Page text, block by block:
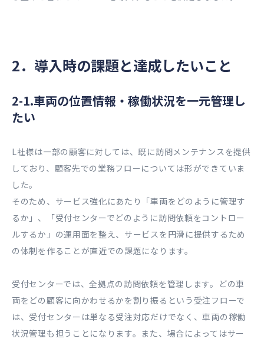
2．導入時の課題と達成したいこと
2-1.車両の位置情報・稼働状況を一元管理し
たい
L社様は一部の顧客に対しては、既に訪問メンテナンスを提供
しており、顧客先での業務フローについては形ができていま
した。
そのため、サービス強化にあたり「車両をどのように管理す
るか」、「受付センターでどのように訪問依頼をコントロー
ルするか」の運用面を整え、サービスを円滑に提供するため
の体制を作ることが直近での課題になります。
受付センターでは、全拠点の訪問依頼を管理します。どの車
両をどの顧客に向かわせるかを割り振るという受注フローで
は、受付センターは単なる受注対応だけでなく、車両の稼働
状況管理も担うことになります。また、場合によってはサー